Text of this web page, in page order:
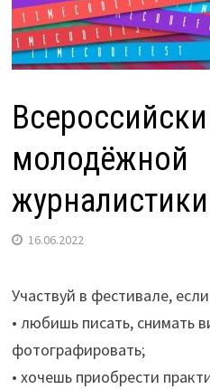
молодёжной
журналистики
16.06.2022
Участвуй в фестивале,
• любишь писать, снимать
фотографировать;
• хочешь приобрести